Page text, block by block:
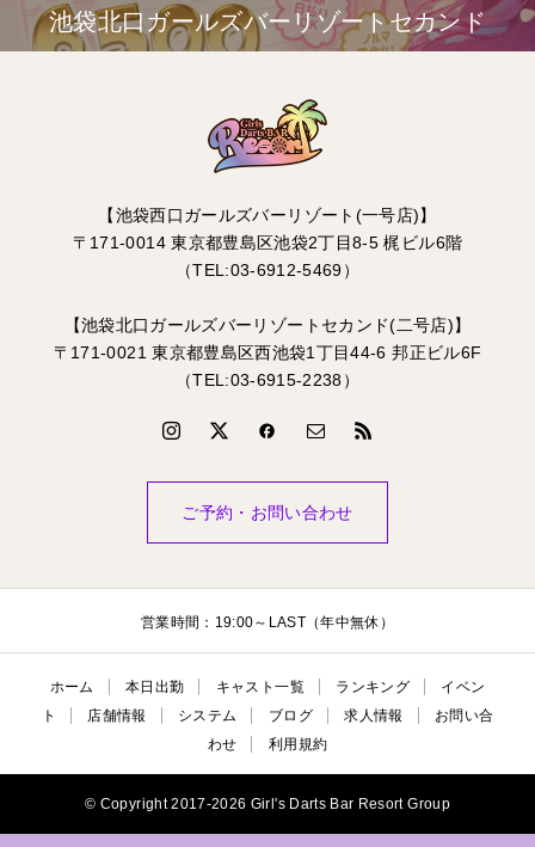
池袋北口ガールズバーリゾートセカンド
【池袋西口ガールズバーリゾート(一号店)】
〒171-0014 東京都豊島区池袋2丁目8-5 梶ビル6階
（TEL:03-6912-5469）
【池袋北口ガールズバーリゾートセカンド(二号店)】
〒171-0021 東京都豊島区西池袋1丁目44-6 邦正ビル6F
（TEL:03-6915-2238）
ご予約・お問い合わせ
営業時間：19:00～LAST（年中無休）
ホーム 本日出勤 キャスト一覧 ランキング
イベン
ト
店舗情報 システム ブログ 求人情報
お問い合
わせ
利用規約
© Copyright 2017-2026 Girl's Darts Bar Resort Group